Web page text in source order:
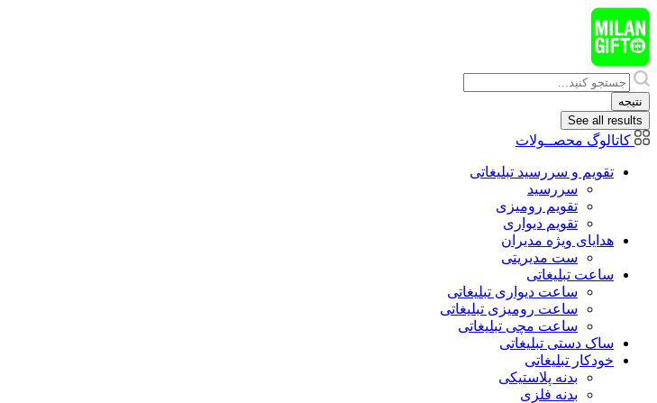
پرش
به
محتوا
Search
...
نتیجه
See all results
کاتالوگ محصــولات
تقویم و سررسید تبلیغاتی
سررسید
تقویم رومیزی
تقویم دیواری
هدایای ويژه مدیران
ست مدیریتی
ساعت تبلیغاتی
ساعت دیواری تبلیغاتی
ساعت رومیزی تبلیغاتی
ساعت مچی تبلیغاتی
ساک دستی تبلیغاتی
خودکار تبلیغاتی
بدنه پلاستیکی
بدنه فلزی